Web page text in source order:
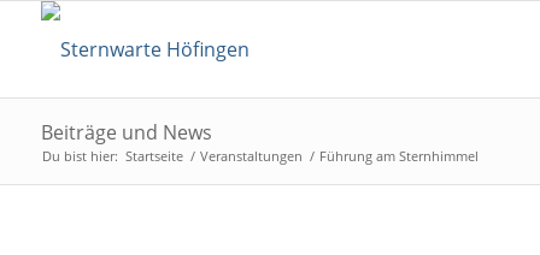
Beiträge und News
Du bist hier: Startseite / Veranstaltungen / Führung am Sternhimmel